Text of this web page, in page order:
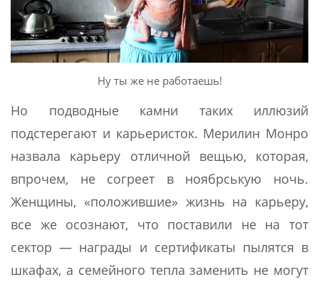
Ну ты же не работаешь!
Но подводные камни таких иллюзий
подстерегают и карьеристок. Мерилин Монро
назвала карьеру отличной вещью, которая,
впрочем, не согреет в ноябрськую ночь.
Женщины, «положившие» жизнь на карьеру,
все же осознают, что поставили не на тот
сектор — награды и сертификаты пылятся в
шкафах, а семейного тепла заменить не могут